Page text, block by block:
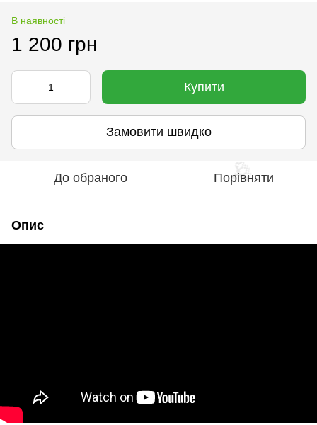
В наявності
1 200 грн
Купити
Замовити швидко
До обраного Порівняти
Опис
🌹